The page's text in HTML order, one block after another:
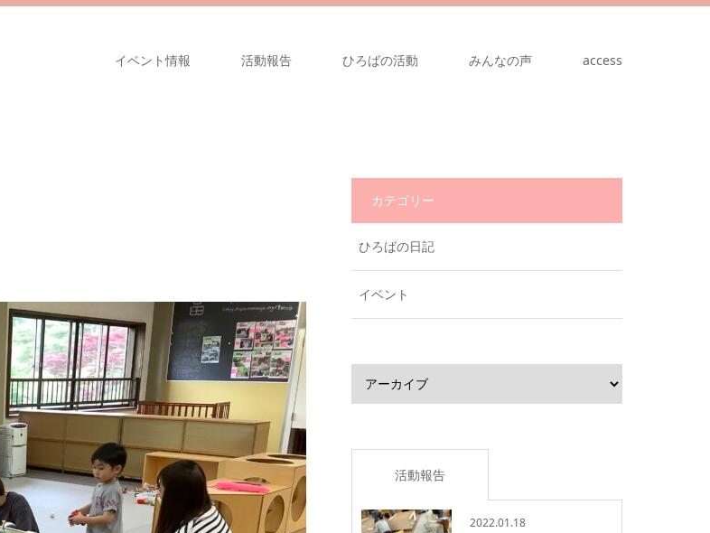
イベント情報 活動報告 ひろばの活動 みんなの声 access
カテゴリー
ひろばの日記
イベント
活動報告
2022.01.18